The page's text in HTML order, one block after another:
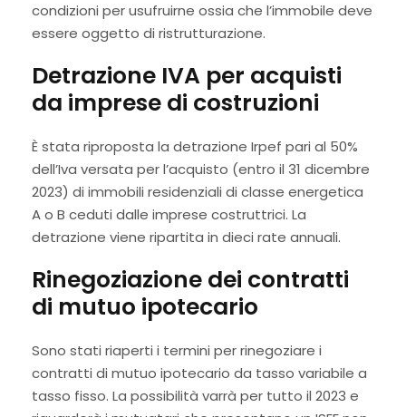
condizioni per usufruirne ossia che l’immobile deve
essere oggetto di ristrutturazione.
Detrazione IVA per acquisti
da imprese di costruzioni
È stata riproposta la detrazione Irpef pari al 50%
dell’Iva versata per l’acquisto (entro il 31 dicembre
2023) di immobili residenziali di classe energetica
A o B ceduti dalle imprese costruttrici. La
detrazione viene ripartita in dieci rate annuali.
Rinegoziazione dei contratti
di mutuo ipotecario
Sono stati riaperti i termini per rinegoziare i
contratti di mutuo ipotecario da tasso variabile a
tasso fisso. La possibilità varrà per tutto il 2023 e